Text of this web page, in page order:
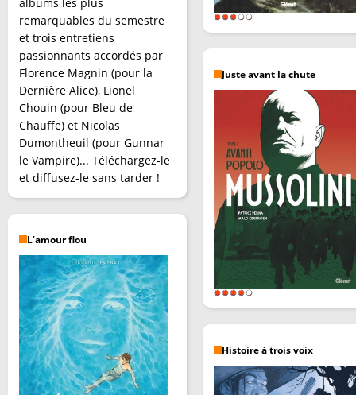
remarquables du semestre
et trois entretiens
passionnants accordés par
Florence Magnin (pour la
Dernière Alice), Lionel
Chouin (pour Bleu de
Chauffe) et Nicolas
Dumontheuil (pour Gunnar
le Vampire)... Téléchargez-le
et diffusez-le sans tarder !
L’amour flou
Juste avant la chute
Histoire à trois voix